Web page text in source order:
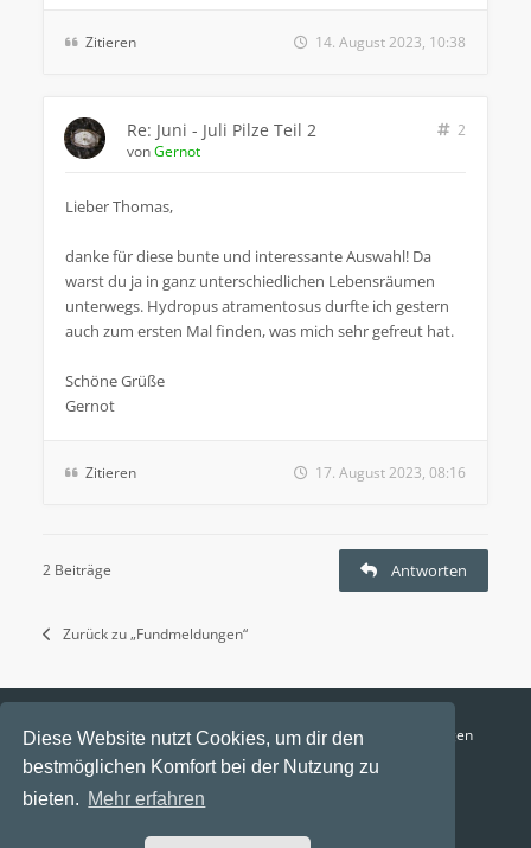
Diese Website nutzt Cookies, um dir den
bestmöglichen Komfort bei der Nutzung zu
bieten. Mehr erfahren
Zitieren 14. August 2023, 10:38
Re: Juni - Juli Pilze Teil 2
2
vonGernot
Lieber Thomas,
danke für diese bunte und interessante Auswahl! Da
warst du ja in ganz unterschiedlichen Lebensräumen
unterwegs. Hydropus atramentosus durfte ich gestern
auch zum ersten Mal finden, was mich sehr gefreut hat.
Schöne Grüße
Gernot
Zitieren 17. August 2023, 08:16
2 Beiträge Antworten
Zurück zu „Fundmeldungen“
Funga Austria FAQ Datenschutz
Nutzungsbedingungen
Alle Zeiten sind UTC+02:00
Aktuelle Zeit: 6. August 2026, 14:43
Powered byphpBB® Forum Software © phpBB Limited